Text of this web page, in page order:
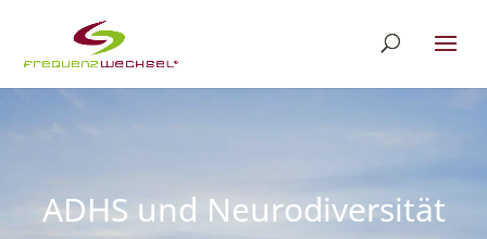
ADHS und Neurodiversität